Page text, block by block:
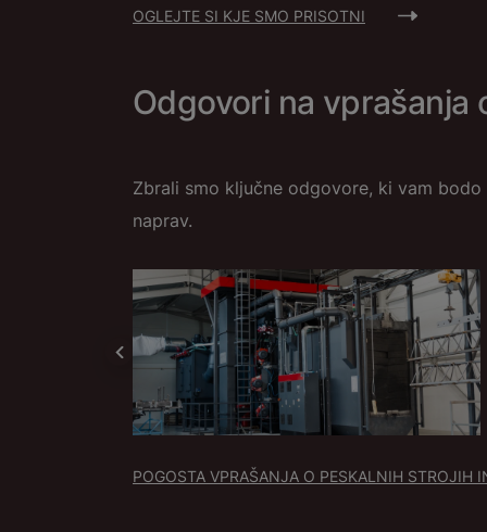
OGLEJTE SI KJE SMO PRISOTNI
Odgovori na vprašanja
Zbrali smo ključne odgovore, ki vam
naprav.
POGOSTA VPRAŠANJA O PESKALNIH STROJIH